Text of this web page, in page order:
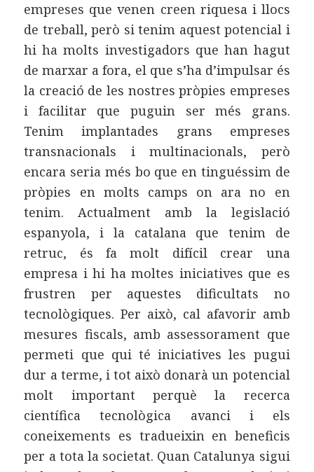
empreses que venen creen riquesa i llocs
de treball, però si tenim aquest potencial i
hi ha molts investigadors que han hagut
de marxar a fora, el que s’ha d’impulsar és
la creació de les nostres pròpies empreses
i facilitar que puguin ser més grans.
Tenim implantades grans empreses
transnacionals i multinacionals, però
encara seria més bo que en tinguéssim de
pròpies en molts camps on ara no en
tenim. Actualment amb la legislació
espanyola, i la catalana que tenim de
retruc, és fa molt difícil crear una
empresa i hi ha moltes iniciatives que es
frustren per aquestes dificultats no
tecnològiques. Per això, cal afavorir amb
mesures fiscals, amb assessorament que
permeti que qui té iniciatives les pugui
dur a terme, i tot això donarà un potencial
molt important perquè la recerca
científica tecnològica avanci i els
coneixements es tradueixin en beneficis
per a tota la societat. Quan Catalunya sigui